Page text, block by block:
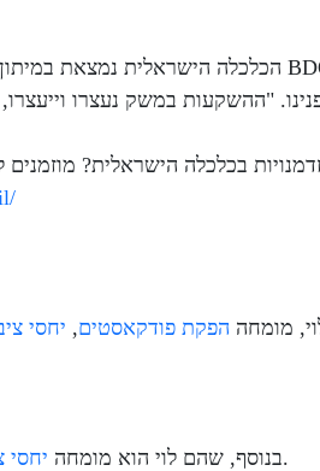
בכלכלה הישראלית? מוזמנים
מומחה ⁠⁠⁠הפקת פודקאסטים⁠⁠⁠, ⁠⁠⁠יחסי
בנוסף, שהם לוי הוא מומחה יחסי .